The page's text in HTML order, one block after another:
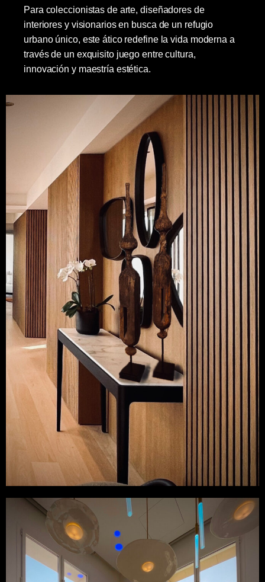
Para coleccionistas de arte, diseñadores de
interiores y visionarios en busca de un refugio
urbano único, este ático redefine la vida moderna a
través de un exquisito juego entre cultura,
innovación y maestría estética.